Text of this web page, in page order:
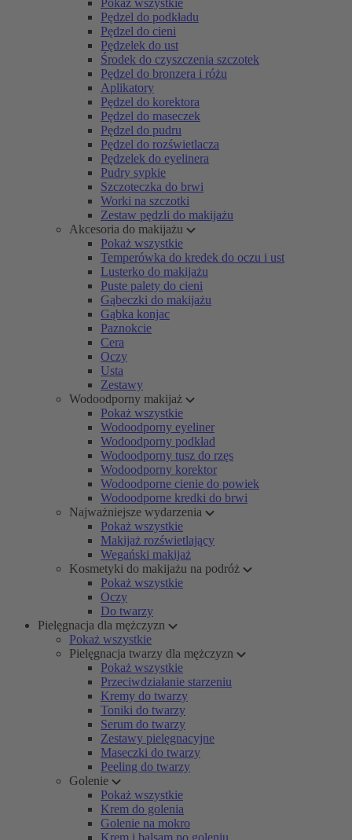
Pokaż wszystkie
Pędzel do podkładu
Pędzel do cieni
Pędzelek do ust
Środek do czyszczenia szczotek
Pędzel do bronzera i różu
Aplikatory
Pędzel do korektora
Pędzel do maseczek
Pędzel do pudru
Pędzel do rozświetlacza
Pędzelek do eyelinera
Pudry sypkie
Szczoteczka do brwi
Worki na szczotki
Zestaw pędzli do makijażu
Akcesoria do makijażu
Pokaż wszystkie
Temperówka do kredek do oczu i ust
Lusterko do makijażu
Puste palety do cieni
Gąbeczki do makijażu
Gąbka konjac
Paznokcie
Cera
Oczy
Usta
Zestawy
Wodoodporny makijaż
Pokaż wszystkie
Wodoodporny eyeliner
Wodoodporny podkład
Wodoodporny tusz do rzęs
Wodoodporny korektor
Wodoodporne cienie do powiek
Wodoodporne kredki do brwi
Najważniejsze wydarzenia
Pokaż wszystkie
Makijaż rozświetlający
Wegański makijaż
Kosmetyki do makijażu na podróż
Pokaż wszystkie
Oczy
Do twarzy
Pielęgnacja dla mężczyzn
Pokaż wszystkie
Pielęgnacja twarzy dla mężczyzn
Pokaż wszystkie
Przeciwdziałanie starzeniu
Kremy do twarzy
Toniki do twarzy
Serum do twarzy
Zestawy pielęgnacyjne
Maseczki do twarzy
Peeling do twarzy
Golenie
Pokaż wszystkie
Krem do golenia
Golenie na mokro
Krem i balsam po goleniu